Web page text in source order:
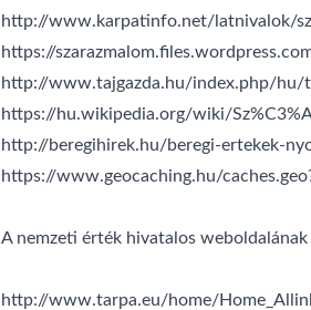
http://www.karpatinfo.net/latnivalok/
https://
http://www.tajgazda.hu/index.php/hu/
https://hu.wikipedia.org/wiki/
http://beregihirek.hu/beregi-ertekek-
https://www.geocaching.hu/
A nemzeti érték hivatalos weboldalának
http://www.tarpa.eu/home/